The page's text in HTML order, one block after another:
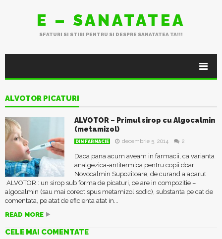
E – SANATATEA
SFATURI SI STIRI PENTRU SI DESPRE SANATATEA TA!!!
ALVOTOR PICATURI
ALVOTOR – Primul sirop cu Algocalmin
(metamizol)
DIN FARMACIE decembrie 5, 2014 2
Daca pana acum aveam in farmacii, ca varianta
analgezica-antitermica pentru copii doar
Novocalmin Supozitoare, de curand a aparut
ALVOTOR : un sirop sub forma de picaturi, ce are in compozitie –
algocalmin (sau mai corect spus metamizol sodic), substanta pe cat de
comentata, pe atat de eficienta atat in...
READ MORE
CELE MAI COMENTATE